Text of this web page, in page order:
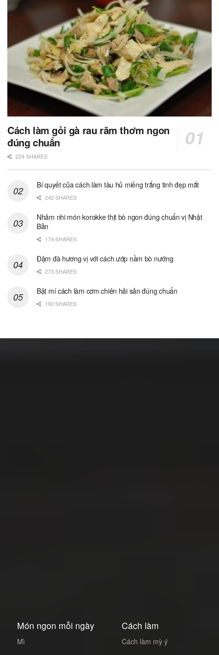
Cách làm gỏi gà rau răm thơm ngon
đúng chuẩn
224 SHARES
Bí quyết của cách làm tàu hủ miếng trắng tinh đẹp mắt
242 SHARES
Nhâm nhi món korokke thịt bò ngon đúng chuẩn vị Nhật
Bản
174 SHARES
Đậm đà hương vị với cách ướp nầm bò nướng
273 SHARES
Bật mí cách làm cơm chiên hải sản đúng chuẩn
192 SHARES
Món ngon mỗi ngày
Mì
Cách làm
Cách làm mỳ ý